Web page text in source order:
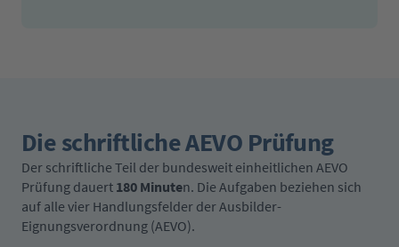
Die schriftliche AEVO Prüfung
Der schriftliche Teil der bundesweit einheitlichen AEVO
Prüfung dauert 180 Minuten. Die Aufgaben beziehen sich
auf alle vier Handlungsfelder der Ausbilder-
Eignungsverordnung (AEVO).